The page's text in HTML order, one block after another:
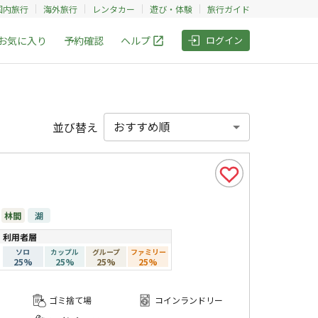
内旅行 海外旅行 レンタカー 遊び・体験 旅行ガイド
気に入り 予約確認 ヘルプ ログイン
並び替え
林間
湖
利用者層
ソロ
25%
カップル
25%
グループ
25%
ファミリー
25%
ゴミ捨て場
コインランドリー